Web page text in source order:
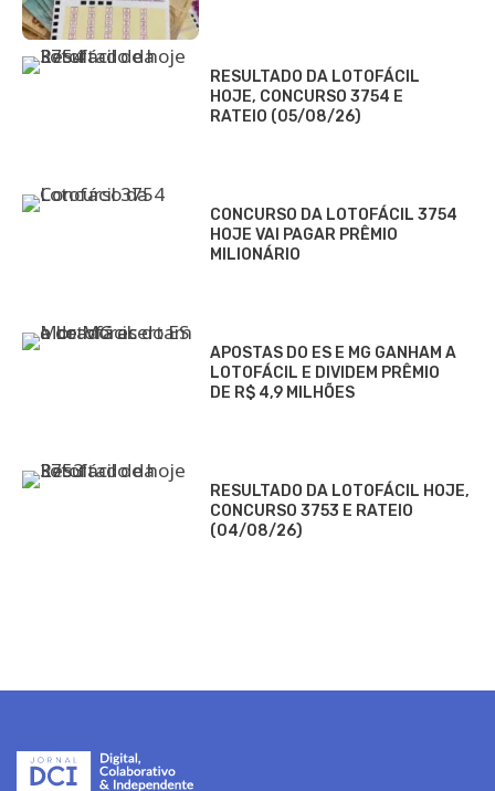
RESULTADO DA LOTOFÁCIL
HOJE, CONCURSO 3754 E
RATEIO (05/08/26)
CONCURSO DA LOTOFÁCIL 3754
HOJE VAI PAGAR PRÊMIO
MILIONÁRIO
APOSTAS DO ES E MG GANHAM A
LOTOFÁCIL E DIVIDEM PRÊMIO
DE R$ 4,9 MILHÕES
RESULTADO DA LOTOFÁCIL HOJE,
CONCURSO 3753 E RATEIO
(04/08/26)